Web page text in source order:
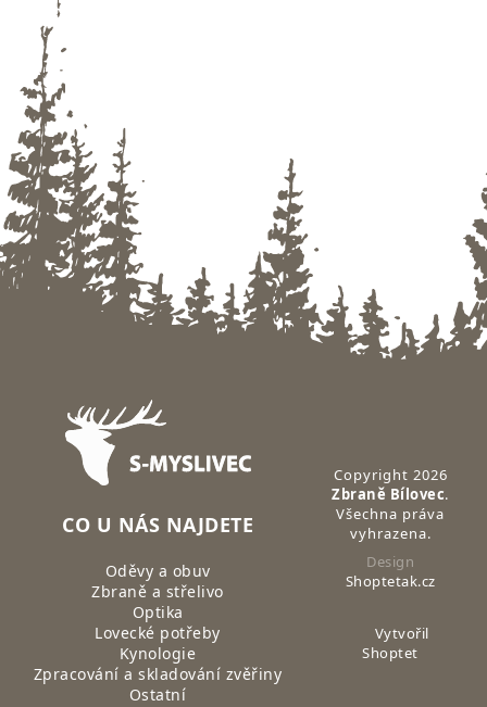
Zápatí
CO U NÁS NAJDETE
Oděvy a obuv
Zbraně a střelivo
Optika
Lovecké potřeby
Kynologie
Zpracování a skladování zvěřiny
Ostatní
Copyright 2026
Zbraně Bílovec.
Všechna práva
vyhrazena.
Design
Shoptetak.cz
Vytvořil
Shoptet